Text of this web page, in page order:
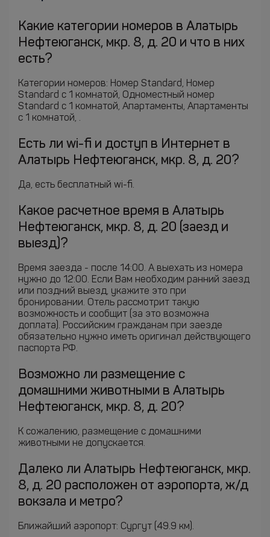
Какие категории номеров в Алатырь
Нефтеюганск, мкр. 8, д. 20 и что в них
есть?
Категории номеров: Номер Standard, Номер
Standard c 1 комнатой, Одноместный номер
Standard c 1 комнатой, Апартаменты, Апартаменты
c 1 комнатой, .
Есть ли wi-fi и доступ в Интернет в
Алатырь Нефтеюганск, мкр. 8, д. 20?
Да, есть бесплатный wi-fi.
Какое расчетное время в Алатырь
Нефтеюганск, мкр. 8, д. 20 (заезд и
выезд)?
Время заезда - после 14:00. А выехать из номера
нужно до 12:00. Если Вам необходим ранний заезд
или поздний выезд, укажите это при
бронировании. Отель рассмотрит такую
возможность и сообщит (за это возможна
доплата). Российским гражданам при заезде
обязательно нужно иметь оригинал действующего
паспорта РФ.
Возможно ли размещение с
домашними животными в Алатырь
Нефтеюганск, мкр. 8, д. 20?
К сожалению, размещение с домашними
животными не допускается.
Далеко ли Алатырь Нефтеюганск, мкр.
8, д. 20 расположен от аэропорта, ж/д
вокзала и метро?
Ближайший аэропорт: Сургут (49.9 км).